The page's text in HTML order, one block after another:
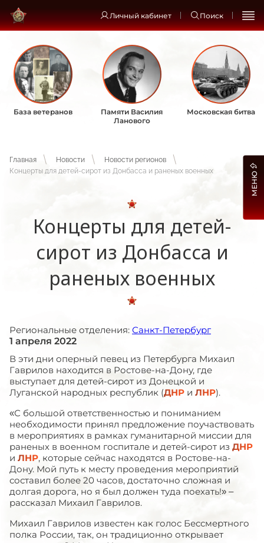
Личный кабинет Поиск
База ветеранов
Памяти Василия
Ланового
Московская битва
Главная Новости
Новости регионов
Концерты для детей-сирот из Донбасса и раненых военных
Концерты для детей-
сирот из Донбасса и
раненых военных
Региональные отделения: Санкт-Петербург
1 апреля 2022
В эти дни оперный певец из Петербурга Михаил
Гаврилов находится в Ростове-на-Дону, где
выступает для детей-сирот из Донецкой и
Луганской народных республик (ДНР и ЛНР).
«С большой ответственностью и пониманием
необходимости принял предложение поучаствовать
в мероприятиях в рамках гуманитарной миссии для
раненых в военном госпитале и детей-сирот из ДНР
и ЛНР, которые сейчас находятся в Ростове-на-
Дону. Мой путь к месту проведения мероприятий
составил более 20 часов, достаточно сложная и
долгая дорога, но я был должен туда поехать!» –
рассказал Михаил Гаврилов.
Михаил Гаврилов известен как голос Бессмертного
полка России, так, он традиционно открывает
МЕНЮ